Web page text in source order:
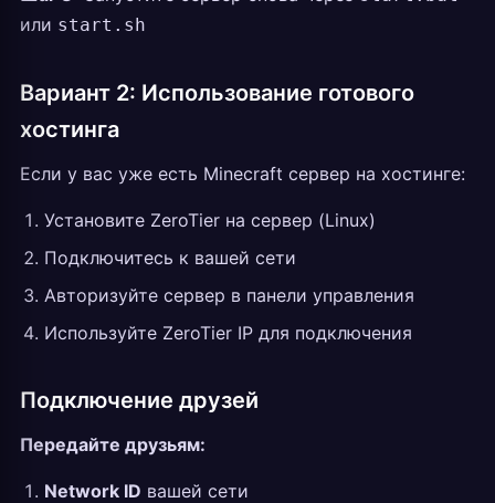
или start.sh
Вариант 2: Использование готового
хостинга
Если у вас уже есть Minecraft сервер на хостинге:
Установите ZeroTier на сервер (Linux)
Подключитесь к вашей сети
Авторизуйте сервер в панели управления
Используйте ZeroTier IP для подключения
Подключение друзей
Передайте друзьям:
Network ID вашей сети